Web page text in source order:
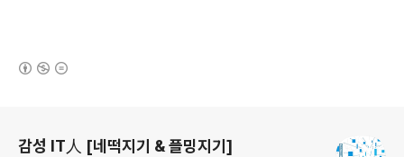
감성 IT人 [네떡지기 & 플밍지기]